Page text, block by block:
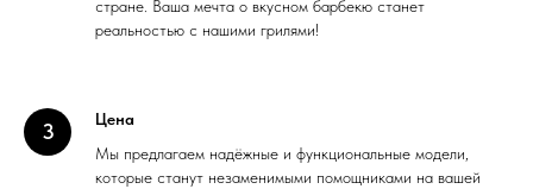
стране. Ваша мечта о вкусном барбекю станет
реальностью с нашими грилями!
Цена
Мы предлагаем надёжные и функциональные модели,
которые станут незаменимыми помощниками на вашей